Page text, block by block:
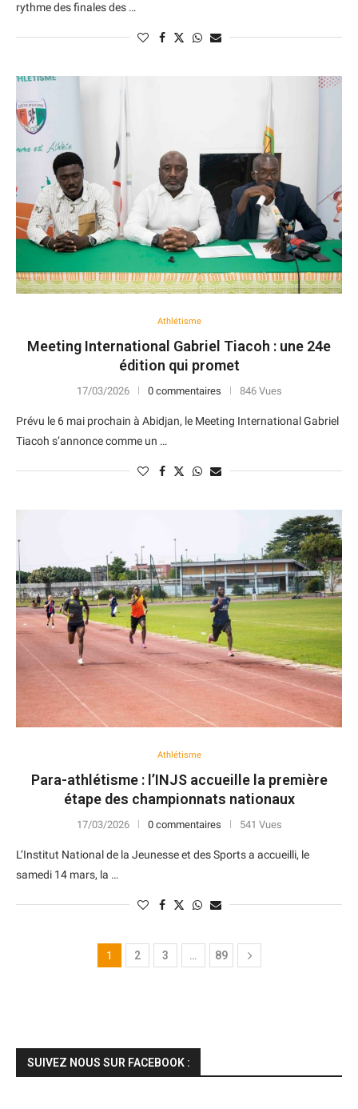
rythme des finales des …
Athlétisme
Meeting International Gabriel Tiacoh : une 24e
édition qui promet
17/03/2026 0 commentaires 846 Vues
Prévu le 6 mai prochain à Abidjan, le Meeting International Gabriel
Tiacoh s’annonce comme un …
Athlétisme
Para-athlétisme : l’INJS accueille la première
étape des championnats nationaux
17/03/2026 0 commentaires 541 Vues
L’Institut National de la Jeunesse et des Sports a accueilli, le
samedi 14 mars, la …
1 2 3 … 89
SUIVEZ NOUS SUR FACEBOOK :